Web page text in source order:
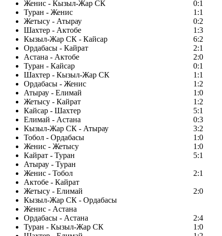
Женис - Кызыл-Жар СК
0:1
Туран - Женис
1:1
Жетысу - Атырау
0:2
Шахтер - Актобе
1:3
Кызыл-Жар СК - Кайсар
6:2
Ордабасы - Кайрат
2:1
Астана - Актобе
2:0
Туран - Кайсар
0:1
Шахтер - Кызыл-Жар СК
1:1
Ордабасы - Женис
1:2
Атырау - Елимай
1:0
Жетысу - Кайрат
1:2
Кайсар - Шахтер
5:1
Елимай - Астана
0:3
Кызыл-Жар СК - Атырау
3:2
Тобол - Ордабасы
1:0
Женис - Жетысу
1:0
Кайрат - Туран
5:1
Атырау - Туран
Женис - Тобол
2:1
Актобе - Кайрат
Жетысу - Елимай
2:0
Кызыл-Жар СК - Ордабасы
Женис - Астана
Ордабасы - Астана
2:4
Туран - Кызыл-Жар СК
1:0